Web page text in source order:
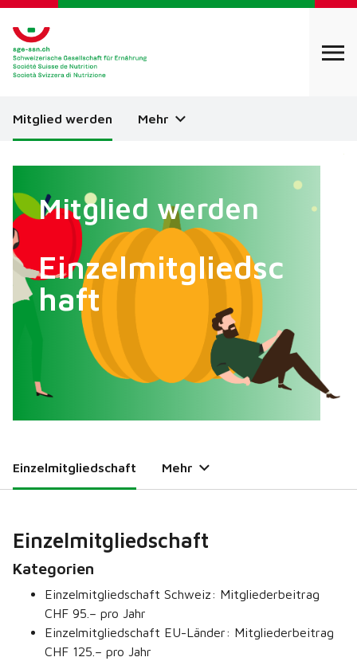
Mitglied werden Mehr
Mitglied werden
Einzelmitgliedsc
haft
Einzelmitgliedschaft Mehr
Einzelmitgliedschaft
Kategorien
Einzelmitgliedschaft Schweiz: Mitgliederbeitrag
CHF 95.– pro Jahr
Einzelmitgliedschaft EU-Länder: Mitgliederbeitrag
CHF 125.– pro Jahr